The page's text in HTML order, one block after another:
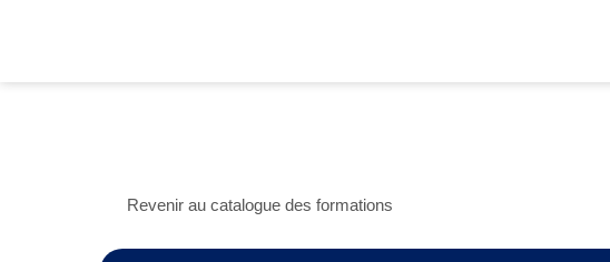
Revenir au catalogue des formations